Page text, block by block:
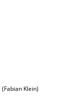
(Fabian Klein)